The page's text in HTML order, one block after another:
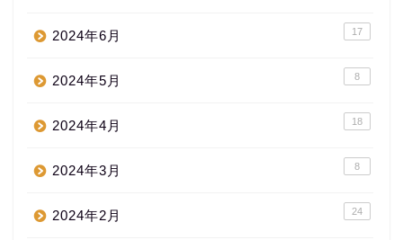
2024年6月 17
2024年5月 8
2024年4月 18
2024年3月 8
2024年2月 24